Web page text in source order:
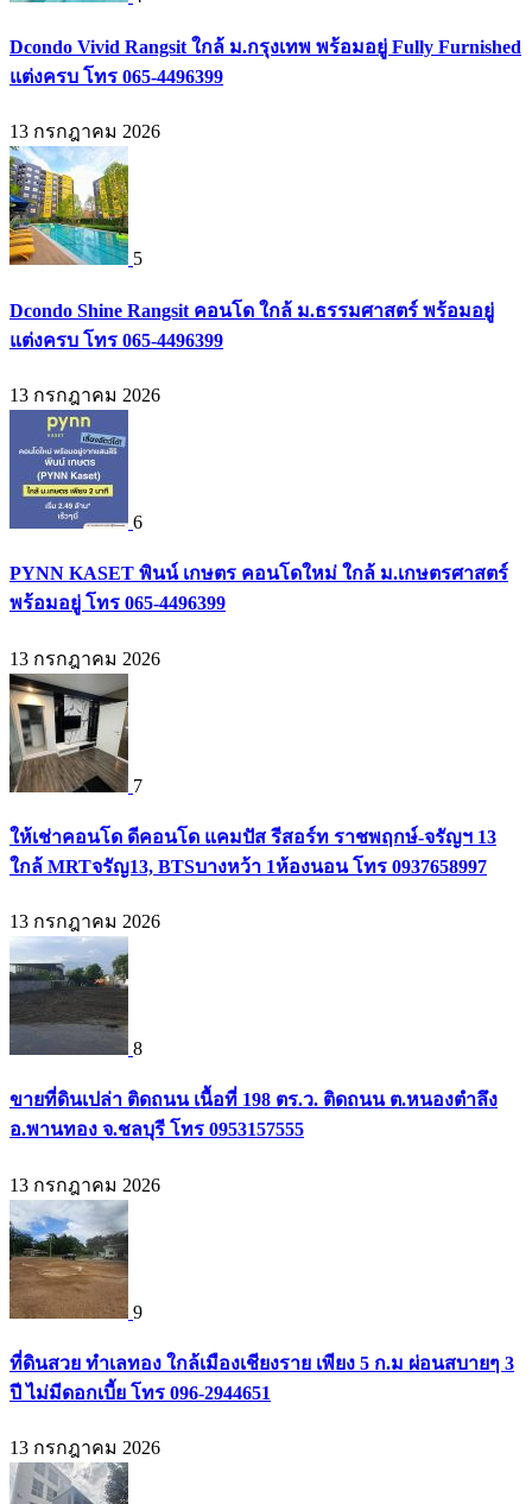
Dcondo Vivid Rangsit ใกล้ ม.กรุงเทพ พร้อมอยู่ Fully Furnished
แต่งครบ โทร 065-4496399
13 กรกฎาคม 2026
5
Dcondo Shine Rangsit คอนโด ใกล้ ม.ธรรมศาสตร์ พร้อมอยู่
แต่งครบ โทร 065-4496399
13 กรกฎาคม 2026
6
PYNN KASET พินน์ เกษตร คอนโดใหม่ ใกล้ ม.เกษตรศาสตร์
พร้อมอยู่ โทร 065-4496399
13 กรกฎาคม 2026
7
ให้เช่าคอนโด ดีคอนโด แคมปัส รีสอร์ท ราชพฤกษ์-จรัญฯ 13
ใกล้ MRTจรัญ13, BTSบางหว้า 1ห้องนอน โทร 0937658997
13 กรกฎาคม 2026
8
ขายที่ดินเปล่า ติดถนน เนื้อที่ 198 ตร.ว. ติดถนน ต.หนองตำลึง
อ.พานทอง จ.ชลบุรี โทร 0953157555
13 กรกฎาคม 2026
9
ที่ดินสวย ทำเลทอง ใกล้เมืองเชียงราย เพียง 5 ก.ม ผ่อนสบายๆ 3
ปี ไม่มีดอกเบี้ย โทร 096-2944651
13 กรกฎาคม 2026